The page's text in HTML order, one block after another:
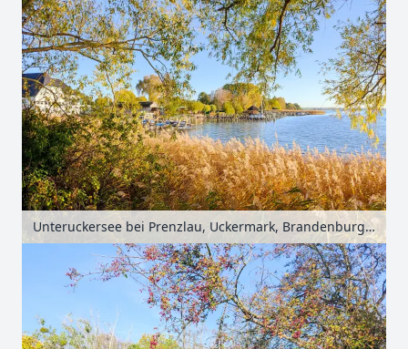
Unteruckersee bei Prenzlau, Uckermark, Brandenburg, Deutschland